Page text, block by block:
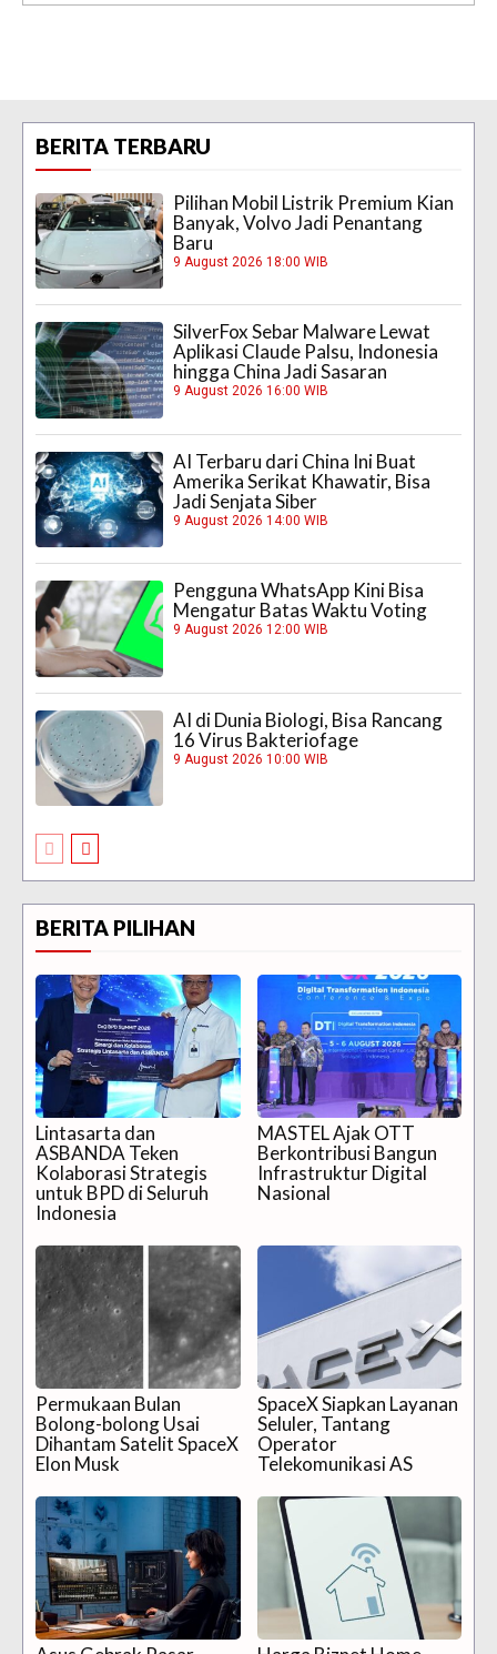
BERITA TERBARU
Pilihan Mobil Listrik Premium Kian
Banyak, Volvo Jadi Penantang
Baru
9 August 2026 18:00 WIB
SilverFox Sebar Malware Lewat
Aplikasi Claude Palsu, Indonesia
hingga China Jadi Sasaran
9 August 2026 16:00 WIB
AI Terbaru dari China Ini Buat
Amerika Serikat Khawatir, Bisa
Jadi Senjata Siber
9 August 2026 14:00 WIB
Pengguna WhatsApp Kini Bisa
Mengatur Batas Waktu Voting
9 August 2026 12:00 WIB
AI di Dunia Biologi, Bisa Rancang
16 Virus Bakteriofage
9 August 2026 10:00 WIB
BERITA PILIHAN
Lintasarta dan
ASBANDA Teken
Kolaborasi Strategis
untuk BPD di Seluruh
Indonesia
MASTEL Ajak OTT
Berkontribusi Bangun
Infrastruktur Digital
Nasional
Permukaan Bulan
Bolong-bolong Usai
Dihantam Satelit SpaceX
Elon Musk
SpaceX Siapkan Layanan
Seluler, Tantang
Operator
Telekomunikasi AS